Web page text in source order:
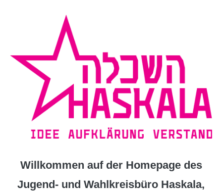
Willkommen auf der Homepage des
Jugend- und Wahlkreisbüro Haskala,